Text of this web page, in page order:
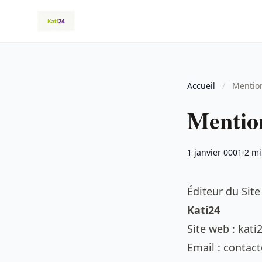
Accueil /
1 janvier 0001 2
Éditeur du Site
Kati24
Site web :
Email :